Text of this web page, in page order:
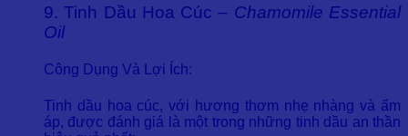
9. Tinh Dầu Hoa Cúc – Chamomile Essential
Oil
Công Dụng Và Lợi Ích:
Tinh dầu hoa cúc, với hương thơm nhẹ nhàng và ấm
áp, được đánh giá là một trong những tinh dầu an thần